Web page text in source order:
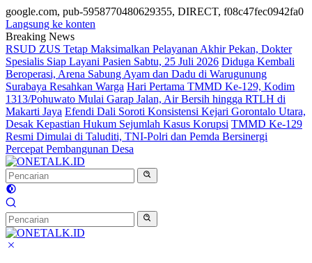
google.com, pub-5958770480629355, DIRECT, f08c47fec0942fa0
Langsung ke konten
Breaking News
RSUD ZUS Tetap Maksimalkan Pelayanan Akhir Pekan, Dokter
Spesialis Siap Layani Pasien Sabtu, 25 Juli 2026 Diduga Kembali
Beroperasi, Arena Sabung Ayam dan Dadu di Warugunung
Surabaya Resahkan Warga Hari Pertama TMMD Ke-129, Kodim
1313/Pohuwato Mulai Garap Jalan, Air Bersih hingga RTLH di
Makarti Jaya Efendi Dali Soroti Konsistensi Kejari Gorontalo Utara,
Desak Kepastian Hukum Sejumlah Kasus Korupsi TMMD Ke-129
Resmi Dimulai di Taluditi, TNI-Polri dan Pemda Bersinergi
Percepat Pembangunan Desa